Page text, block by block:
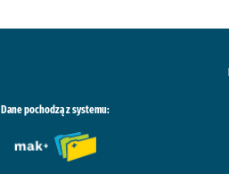
Dane pochodzą z systemu: